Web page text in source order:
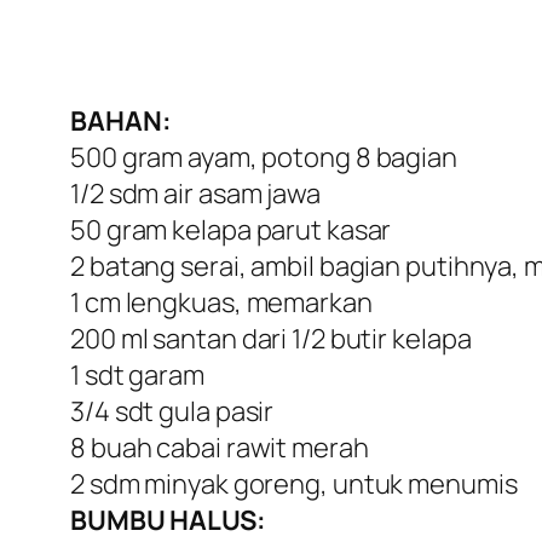
BAHAN:
500 gram ayam, potong 8 bagian
1/2 sdm air asam jawa
50 gram kelapa parut kasar
2 batang serai, ambil bagian putihnya,
1 cm lengkuas, memarkan
200 ml santan dari 1/2 butir kelapa
1 sdt garam
3/4 sdt gula pasir
8 buah cabai rawit merah
2 sdm minyak goreng, untuk menumis
BUMBU HALUS: